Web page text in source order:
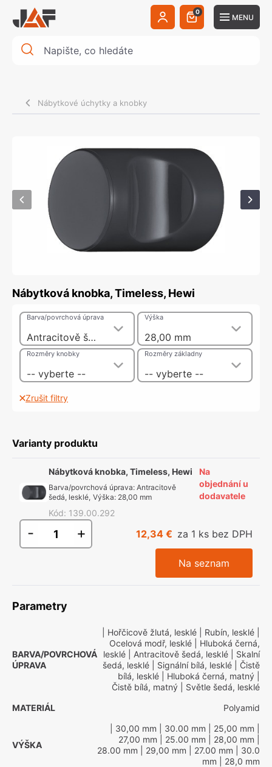
0
MENU
Nábytkové úchytky a knobky
Nábytková knobka, Timeless, Hewi
Antracitově šedá, lesklé
Barva/povrchová úprava
28,00 mm
Výška
-- vyberte --
Rozměry knobky
-- vyberte --
Rozměry základny
Zrušit filtry
Varianty produktu
Nábytková knobka, Timeless, Hewi
Barva/povrchová úprava: Antracitově
šedá, lesklé, Výška: 28,00 mm
Kód: 139.00.292
Na
objednání u
dodavatele
- + 12,34 € za 1 ks bez DPH
Na seznam
Parametry
BARVA/POVRCHOVÁ
ÚPRAVA
| Hořčicově žlutá, lesklé | Rubín, lesklé
Ocelová modř, lesklé | Hluboká černá,
lesklé | Antracitově šedá, lesklé | Skalní
šedá, lesklé | Signální bílá, lesklé | Čistě
bílá, lesklé | Hluboká černá, matný
Čistě bílá, matný | Světle šedá, lesklé
MATERIÁL
Polyamid
VÝŠKA
| 30,00 mm | 30.00 mm | 25,00 mm
27,00 mm | 25.00 mm | 28,00 mm
28.00 mm | 29,00 mm | 27.00 mm | 30.0
mm | 28,0 mm